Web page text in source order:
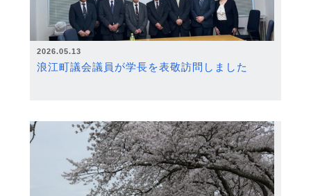
2026.05.13
浪江町議会議員が学長を表敬訪問しました